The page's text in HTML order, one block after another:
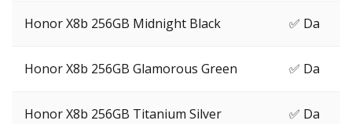
Honor X8b 256GB Midnight Black ✅ Da
Honor X8b 256GB Glamorous Green ✅ Da
Honor X8b 256GB Titanium Silver ✅ Da